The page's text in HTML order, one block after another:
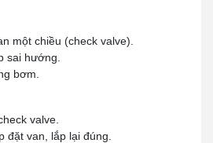
một chiều (check valve).
sai hướng.
bơm.
valve.
đặt van, lắp lại đúng.